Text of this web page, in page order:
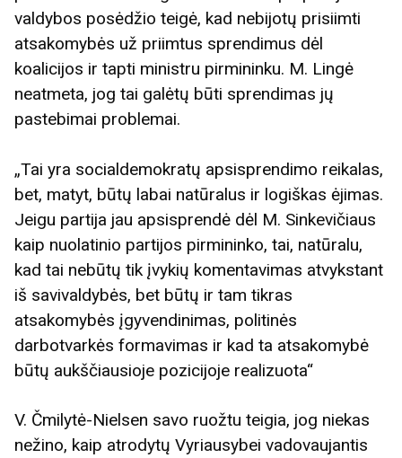
valdybos posėdžio teigė, kad nebijotų prisiimti
atsakomybės už priimtus sprendimus dėl
koalicijos ir tapti ministru pirmininku. M. Lingė
neatmeta, jog tai galėtų būti sprendimas jų
pastebimai problemai.
„Tai yra socialdemokratų apsisprendimo reikalas,
bet, matyt, būtų labai natūralus ir logiškas ėjimas.
Jeigu partija jau apsisprendė dėl M. Sinkevičiaus
kaip nuolatinio partijos pirmininko, tai, natūralu,
kad tai nebūtų tik įvykių komentavimas atvykstant
iš savivaldybės, bet būtų ir tam tikras
atsakomybės įgyvendinimas, politinės
darbotvarkės formavimas ir kad ta atsakomybė
būtų aukščiausioje pozicijoje realizuota“
V. Čmilytė-Nielsen savo ruožtu teigia, jog niekas
nežino, kaip atrodytų Vyriausybei vadovaujantis